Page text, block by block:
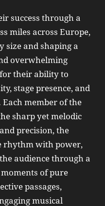
success through a
miles across Europe,
size and shaping a
overwhelming
their ability to
stage presence, and
member of the
sharp yet melodic
precision, the
rhythm with power,
audience through a
of pure
passages,
musical